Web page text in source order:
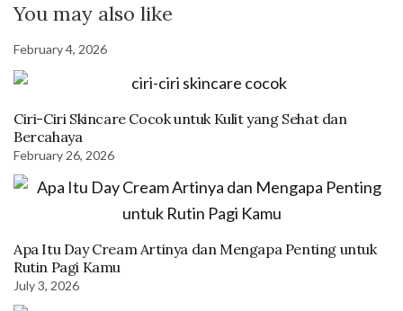
You may also like
February 4, 2026
Ciri-Ciri Skincare Cocok untuk Kulit yang Sehat dan
Bercahaya
February 26, 2026
Apa Itu Day Cream Artinya dan Mengapa Penting untuk
Rutin Pagi Kamu
July 3, 2026